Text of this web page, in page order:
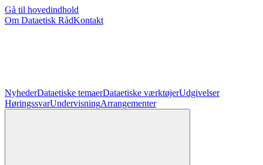
Gå til hovedindhold
Om Dataetisk RådKontakt
NyhederDataetiske temaerDataetiske værktøjerUdgivelser
HøringssvarUndervisningArrangementer